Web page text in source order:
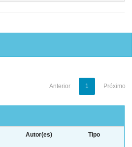
Anterior 1 Próximo
Autor(es) Tipo